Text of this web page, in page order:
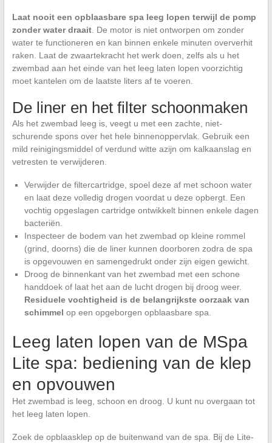
Laat nooit een opblaasbare spa leeg lopen terwijl de pomp
zonder water draait. De motor is niet ontworpen om zonder
water te functioneren en kan binnen enkele minuten oververhit
raken. Laat de zwaartekracht het werk doen, zelfs als u het
zwembad aan het einde van het leeg laten lopen voorzichtig
moet kantelen om de laatste liters af te voeren.
De liner en het filter schoonmaken
Als het zwembad leeg is, veegt u met een zachte, niet-
schurende spons over het hele binnenoppervlak. Gebruik een
mild reinigingsmiddel of verdund witte azijn om kalkaanslag en
vetresten te verwijderen.
Verwijder de filtercartridge, spoel deze af met schoon water
en laat deze volledig drogen voordat u deze opbergt. Een
vochtig opgeslagen cartridge ontwikkelt binnen enkele dagen
bacteriën.
Inspecteer de bodem van het zwembad op kleine rommel
(grind, doorns) die de liner kunnen doorboren zodra de spa
is opgevouwen en samengedrukt onder zijn eigen gewicht.
Droog de binnenkant van het zwembad met een schone
handdoek of laat het aan de lucht drogen bij droog weer.
Residuele vochtigheid is de belangrijkste oorzaak van
schimmel op een opgeborgen opblaasbare spa.
Leeg laten lopen van de MSpa
Lite spa: bediening van de klep
en opvouwen
Het zwembad is leeg, schoon en droog. U kunt nu overgaan tot
het leeg laten lopen.
Zoek de opblaasklep op de buitenwand van de spa. Bij de Lite-